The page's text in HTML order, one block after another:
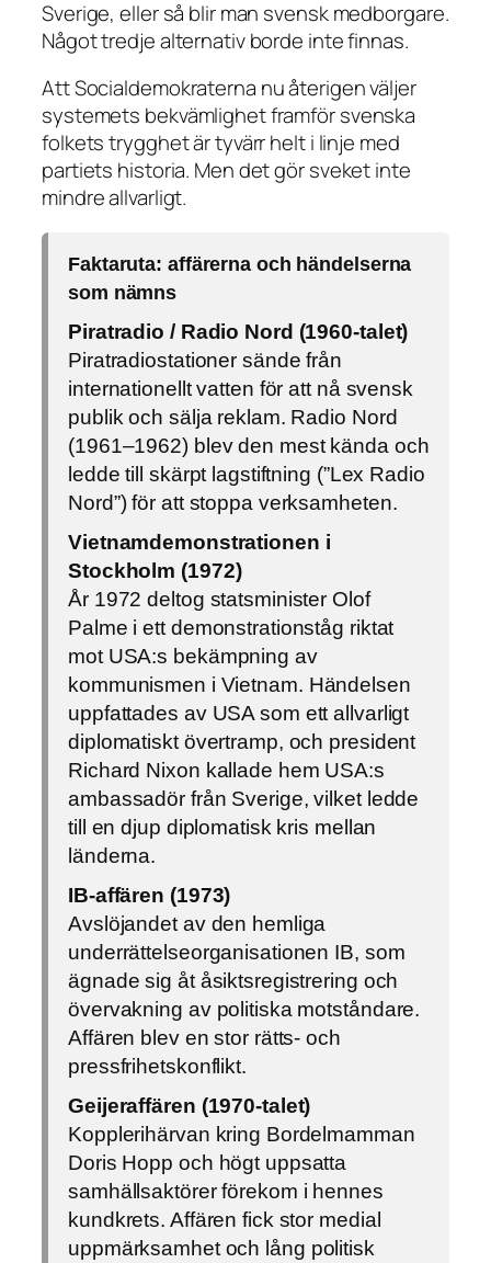
Sverige, eller så blir man svensk medborgare.
Något tredje alternativ borde inte finnas.
Att Socialdemokraterna nu återigen väljer
systemets bekvämlighet framför svenska
folkets trygghet är tyvärr helt i linje med
partiets historia. Men det gör sveket inte
mindre allvarligt.
Faktaruta: affärerna och händelserna
som nämns
Piratradio / Radio Nord (1960-talet)
Piratradiostationer sände från
internationellt vatten för att nå svensk
publik och sälja reklam. Radio Nord
(1961–1962) blev den mest kända och
ledde till skärpt lagstiftning (”Lex Radio
Nord”) för att stoppa verksamheten.
Vietnamdemonstrationen i
Stockholm (1972)
År 1972 deltog statsminister Olof
Palme i ett demonstrationståg riktat
mot USA:s bekämpning av
kommunismen i Vietnam. Händelsen
uppfattades av USA som ett allvarligt
diplomatiskt övertramp, och president
Richard Nixon kallade hem USA:s
ambassadör från Sverige, vilket ledde
till en djup diplomatisk kris mellan
länderna.
IB-affären (1973)
Avslöjandet av den hemliga
underrättelseorganisationen IB, som
ägnade sig åt åsiktsregistrering och
övervakning av politiska motståndare.
Affären blev en stor rätts- och
pressfrihetskonflikt.
Geijeraffären (1970-talet)
Kopplerihärvan kring Bordelmamman
Doris Hopp och högt uppsatta
samhällsaktörer förekom i hennes
kundkrets. Affären fick stor medial
uppmärksamhet och lång politisk